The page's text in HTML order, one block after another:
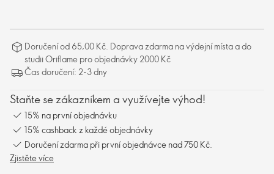
Doručení od 65,00 Kč. Doprava zdarma na výdejní místa a do
studii Oriflame pro objednávky 2000 Kč
Čas doručení: 2-3 dny
Staňte se zákazníkem a využívejte výhod!
15% na první objednávku
15% cashback z každé objednávky
Doručení zdarma při první objednávce nad 750 Kč.
Zjistěte více